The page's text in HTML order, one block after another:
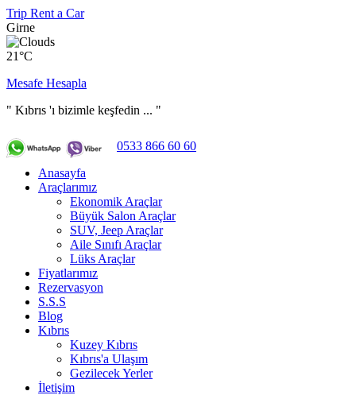
Trip Rent a Car
Girne
21°C
Mesafe Hesapla
" Kıbrıs 'ı bizimle keşfedin ... "
0533 866 60 60
Anasayfa
Araçlarımız
Ekonomik Araçlar
Büyük Salon Araçlar
SUV, Jeep Araçlar
Aile Sınıfı Araçlar
Lüks Araçlar
Fiyatlarımız
Rezervasyon
S.S.S
Blog
Kıbrıs
Kuzey Kıbrıs
Kıbrıs'a Ulaşım
Gezilecek Yerler
İletişim